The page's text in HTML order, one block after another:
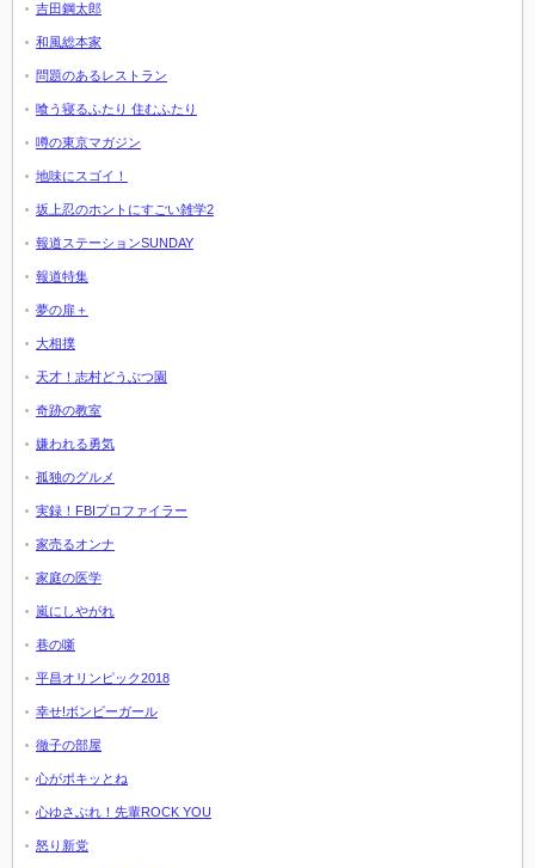
吉田鋼太郎
和風総本家
問題のあるレストラン
喰う寝るふたり 住むふたり
噂の東京マガジン
地味にスゴイ！
坂上忍のホントにすごい雑学2
報道ステーションSUNDAY
報道特集
夢の扉＋
大相撲
天才！志村どうぶつ園
奇跡の教室
嫌われる勇気
孤独のグルメ
実録！FBIプロファイラー
家売るオンナ
家庭の医学
嵐にしやがれ
巷の噺
平昌オリンピック2018
幸せ!ボンビーガール
徹子の部屋
心がポキッとね
心ゆさぶれ！先輩ROCK YOU
怒り新党